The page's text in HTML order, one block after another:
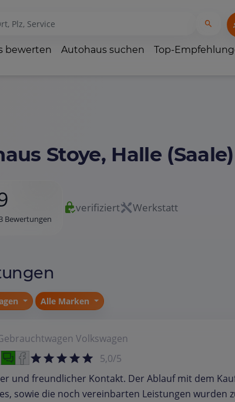
bewerten Autohaus suchen Top-
Stoye, Halle (Saale)
Bewertungen
verifiziert Werkstatt
Alle Marken
Volkswagen
5,0/5
und freundlicher Kontakt. Der Ablauf mit dem
sowie die noch vereinbarten Leistungen wurden